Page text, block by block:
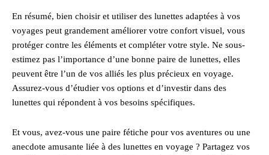
En résumé, bien choisir et utiliser des lunettes adaptées à vos
voyages peut grandement améliorer votre confort visuel, vous
protéger contre les éléments et compléter votre style. Ne sous-
estimez pas l’importance d’une bonne paire de lunettes, elles
peuvent être l’un de vos alliés les plus précieux en voyage.
Assurez-vous d’étudier vos options et d’investir dans des
lunettes qui répondent à vos besoins spécifiques.
Et vous, avez-vous une paire fétiche pour vos aventures ou une
anecdote amusante liée à des lunettes en voyage ? Partagez vos